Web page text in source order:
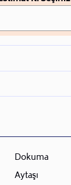
Dokuma
Aytaşı